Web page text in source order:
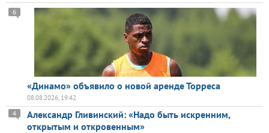
«Динамо» объявило о новой аренде Торреса
6
08.08.2026, 19:42
Александр Гливинский: «Надо быть искренним,
открытым и откровенным»
4